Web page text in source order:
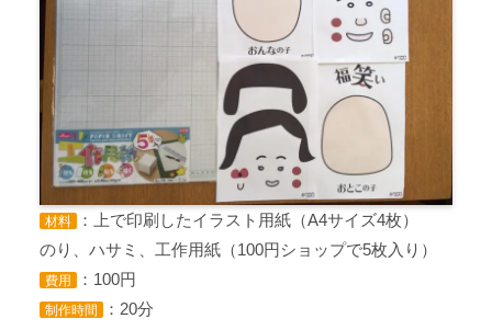
材料
：上で印刷したイラスト用紙（A4サイズ4枚）
のり、ハサミ、工作用紙（100円ショップで5枚入り）
費用 ：100円
制作時間 ：20分